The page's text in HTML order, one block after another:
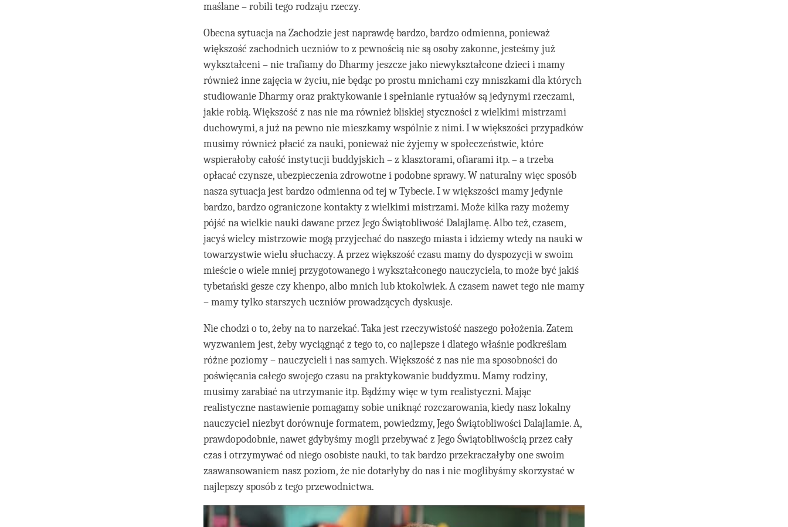
maślane – robili tego rodzaju rzeczy.
Obecna sytuacja na Zachodzie jest naprawdę bardzo, bardzo odmienna, ponieważ
większość zachodnich uczniów to z pewnością nie są osoby zakonne, jesteśmy już
wykształceni – nie trafiamy do Dharmy jeszcze jako niewykształcone dzieci i mamy
również inne zajęcia w życiu, nie będąc po prostu mnichami czy mniszkami dla których
studiowanie Dharmy oraz praktykowanie i spełnianie rytuałów są jedynymi rzeczami,
jakie robią. Większość z nas nie ma również bliskiej styczności z wielkimi mistrzami
duchowymi, a już na pewno nie mieszkamy wspólnie z nimi. I w większości przypadków
musimy również płacić za nauki, ponieważ nie żyjemy w społeczeństwie, które
wspierałoby całość instytucji buddyjskich – z klasztorami, ofiarami itp. – a trzeba
opłacać czynsze, ubezpieczenia zdrowotne i podobne sprawy. W naturalny więc sposób
nasza sytuacja jest bardzo odmienna od tej w Tybecie. I w większości mamy jedynie
bardzo, bardzo ograniczone kontakty z wielkimi mistrzami. Może kilka razy możemy
pójść na wielkie nauki dawane przez Jego Świątobliwość Dalajlamę. Albo też, czasem,
jacyś wielcy mistrzowie mogą przyjechać do naszego miasta i idziemy wtedy na nauki w
towarzystwie wielu słuchaczy. A przez większość czasu mamy do dyspozycji w swoim
mieście o wiele mniej przygotowanego i wykształconego nauczyciela, to może być jakiś
tybetański gesze czy khenpo, albo mnich lub ktokolwiek. A czasem nawet tego nie mamy
– mamy tylko starszych uczniów prowadzących dyskusje.
Nie chodzi o to, żeby na to narzekać. Taka jest rzeczywistość naszego położenia. Zatem
wyzwaniem jest, żeby wyciągnąć z tego to, co najlepsze i dlatego właśnie podkreślam
różne poziomy – nauczycieli i nas samych. Większość z nas nie ma sposobności do
poświęcania całego swojego czasu na praktykowanie buddyzmu. Mamy rodziny,
musimy zarabiać na utrzymanie itp. Bądźmy więc w tym realistyczni. Mając
realistyczne nastawienie pomagamy sobie uniknąć rozczarowania, kiedy nasz lokalny
nauczyciel niezbyt dorównuje formatem, powiedzmy, Jego Świątobliwości Dalajlamie. A,
prawdopodobnie, nawet gdybyśmy mogli przebywać z Jego Świątobliwością przez cały
czas i otrzymywać od niego osobiste nauki, to tak bardzo przekraczałyby one swoim
zaawansowaniem nasz poziom, że nie dotarłyby do nas i nie moglibyśmy skorzystać w
najlepszy sposób z tego przewodnictwa.